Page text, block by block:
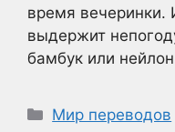
время вечеринки.
выдержит
бамбук или
Рубрики
Мир переводов